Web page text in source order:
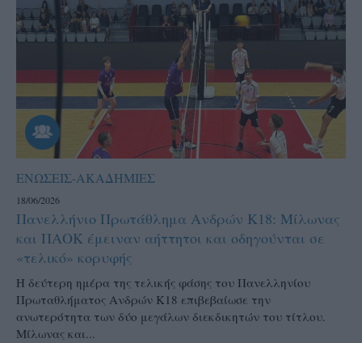
ΕΝΩΣΕΙΣ-ΑΚΑΔΗΜΙΕΣ
18/06/2026
Πανελλήνιο Πρωτάθλημα Ανδρών Κ18: Μίλωνας
και ΠΑΟΚ έμειναν αήττητοι και οδηγούνται σε
«τελικό» κορυφής
Η δεύτερη ημέρα της τελικής φάσης του Πανελληνίου
Πρωταθλήματος Ανδρών Κ18 επιβεβαίωσε την
ανωτερότητα των δύο μεγάλων διεκδικητών του τίτλου.
Μίλωνας και...